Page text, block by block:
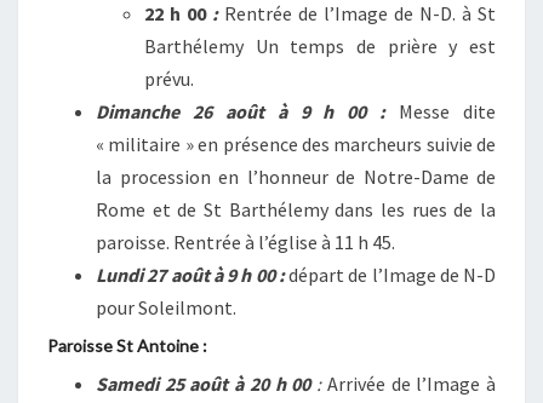
22 h 00:Rentrée de l’Image de N-D. à St
Barthélemy Un temps de prière y est
prévu.
Dimanche 26 août à 9 h 00 : Messe dite
« militaire » en présence des marcheurs suivie de
la procession en l’honneur de Notre-Dame de
Rome et de St Barthélemy dans les rues de la
paroisse. Rentrée à l’église à 11 h 45.
Lundi 27 août à 9 h 00 :départ de l’Image de N-D
pour Soleilmont.
Paroisse St Antoine :
Samedi 25 août à 20 h 00: Arrivée de l’Image à